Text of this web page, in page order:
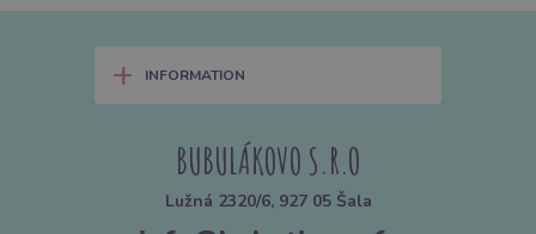
+ INFORMATION
BUBULÁKOVO S.R.O
Lužná 2320/6, 927 05 Šala